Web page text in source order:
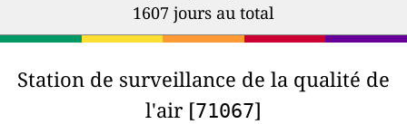
1607 jours au total
Station de surveillance de la qualité de
l'air [71067]